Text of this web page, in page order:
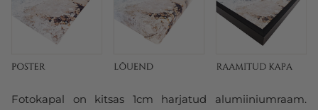
Fotokapal on kitsas 1cm harjatud alumiiniumraam.